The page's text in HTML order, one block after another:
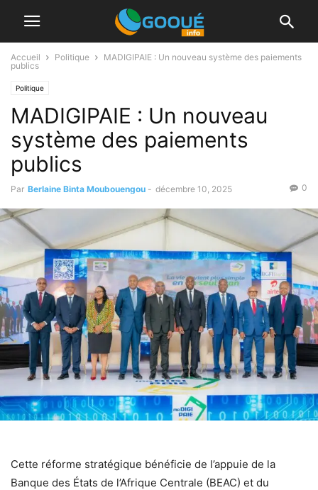
Accueil Politique
MADIGIPAIE : Un nouveau système des paiements
publics
Politique
MADIGIPAIE : Un nouveau
système des paiements
publics
Par Berlaine Binta Moubouengou - décembre 10, 2025 0
Cette réforme stratégique bénéficie de l’appuie de la
Banque des États de l’Afrique Centrale (BEAC) et du